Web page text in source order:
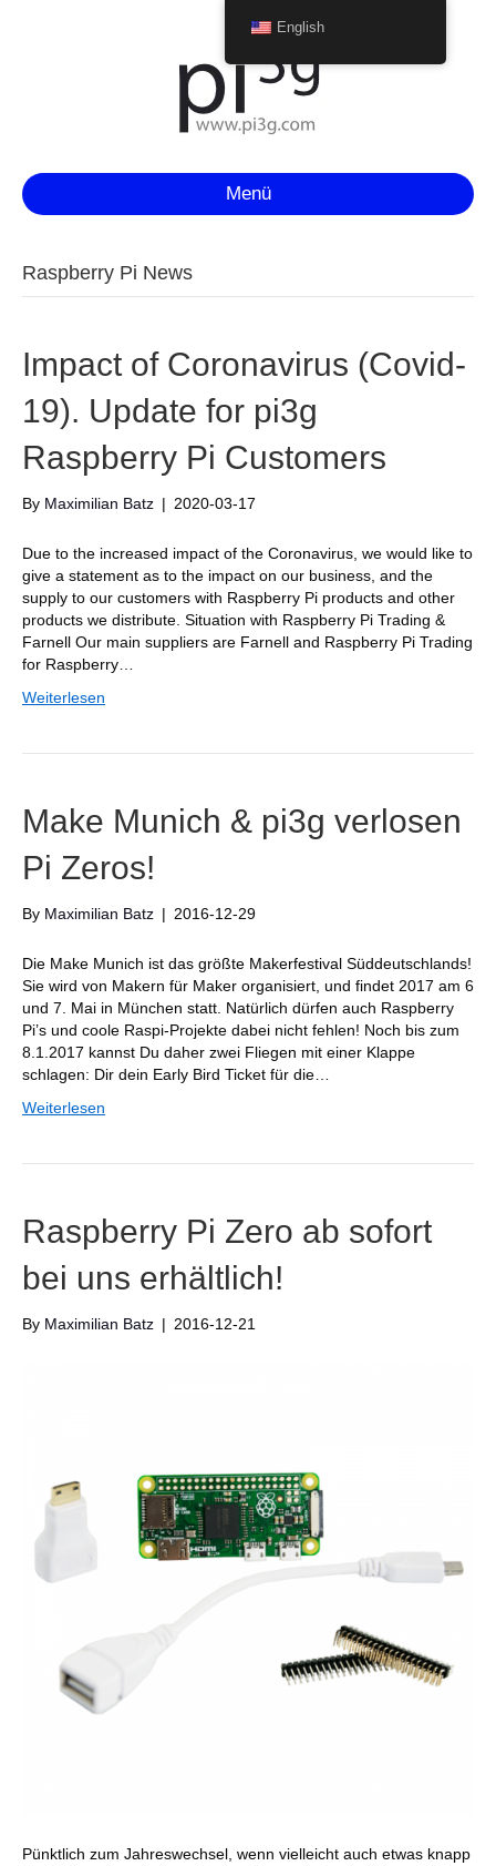
Menü
Raspberry Pi News
Impact of Coronavirus (Covid-
19). Update for pi3g
Raspberry Pi Customers
By Maximilian Batz | 2020-03-17
Due to the increased impact of the Coronavirus, we would like to
give a statement as to the impact on our business, and the
supply to our customers with Raspberry Pi products and other
products we distribute. Situation with Raspberry Pi Trading &
Farnell Our main suppliers are Farnell and Raspberry Pi Trading
for Raspberry…
Weiterlesen
Make Munich & pi3g verlosen
Pi Zeros!
By Maximilian Batz | 2016-12-29
Die Make Munich ist das größte Makerfestival Süddeutschlands!
Sie wird von Makern für Maker organisiert, und findet 2017 am 6
und 7. Mai in München statt. Natürlich dürfen auch Raspberry
Pi’s und coole Raspi-Projekte dabei nicht fehlen! Noch bis zum
8.1.2017 kannst Du daher zwei Fliegen mit einer Klappe
schlagen: Dir dein Early Bird Ticket für die…
Weiterlesen
Raspberry Pi Zero ab sofort
bei uns erhältlich!
By Maximilian Batz | 2016-12-21
Pünktlich zum Jahreswechsel, wenn vielleicht auch etwas knapp
English